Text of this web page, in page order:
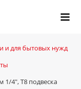
и для бытовых нужд
1/4", T8 подвеска